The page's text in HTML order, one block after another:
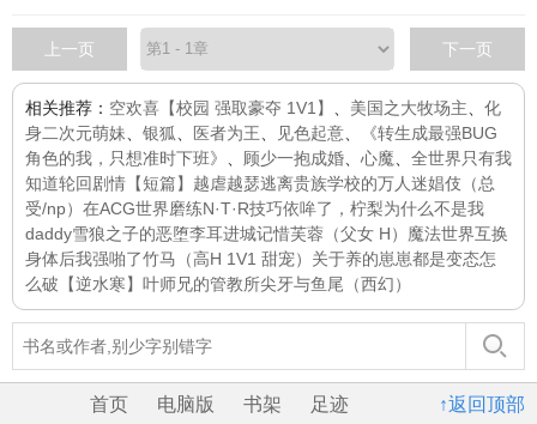
上一页 下一页
相关推荐： 空欢喜【校园 强取豪夺 1V1】 美国之大牧场主
化
身二次元萌妹
银狐 医者为王 见色起意
《转生成最强BUG
角色的我，只想准时下班》
顾少一抱成婚 心魔
全世界只有我
知道轮回剧情 【短篇】越虐越瑟逃离贵族学校的万人迷娼伎（总
受/np） 在ACG世界磨练N·T·R技巧依哞了，柠梨为什么不是我
daddy雪狼之子的恶堕李耳进城记惜芙蓉（父女 H） 魔法世界互换
身体后我强啪了竹马（高H 1V1 甜宠） 关于养的崽崽都是变态怎
么破 【逆水寒】叶师兄的管教所尖牙与鱼尾（西幻）
↑返回顶部
首页 电脑版 书架 足迹